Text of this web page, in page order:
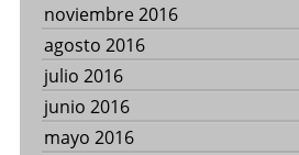
noviembre 2016
agosto 2016
julio 2016
junio 2016
mayo 2016